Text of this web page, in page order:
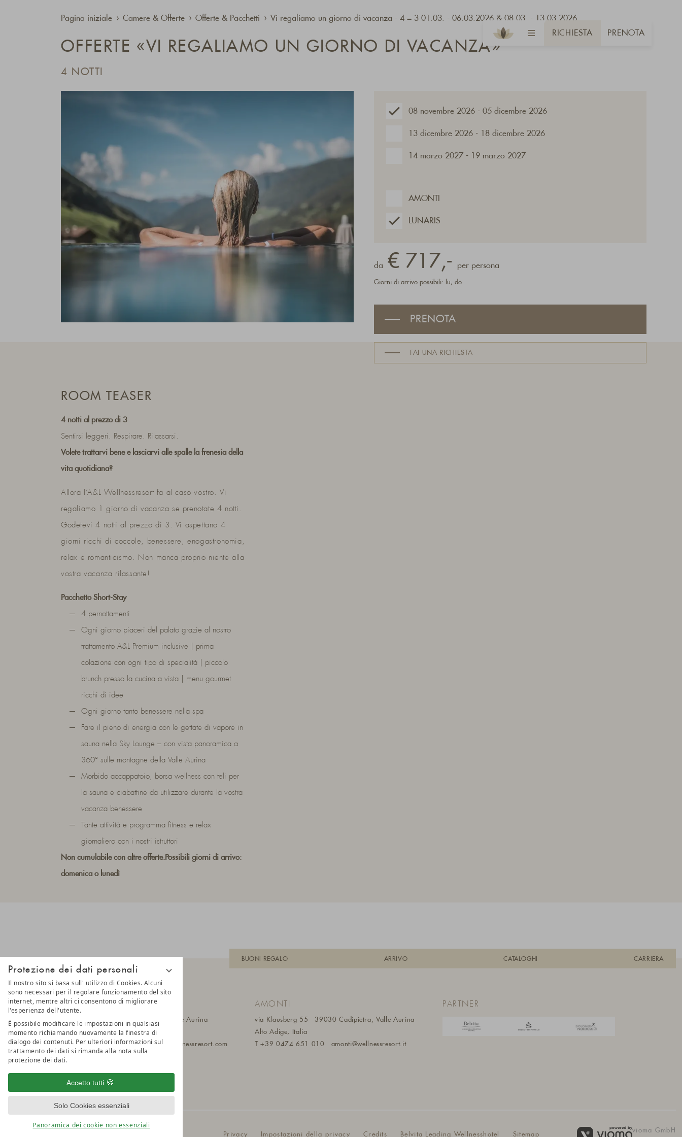
Protezione dei dati personali
Il nostro sito si basa sull' utilizzo di Cookies. Alcuni
sono necessari per il regolare funzionamento del sito
internet, mentre altri ci consentono di migliorare
l'esperienza dell'utente.
È possibile modificare le impostazioni in qualsiasi
momento richiamando nuovamente la finestra di
dialogo dei contenuti. Per ulteriori informazioni sul
trattamento dei dati si rimanda alla nota sulla
protezione dei dati.
Accetto tutti
Solo Cookies essenziali
Panoramica dei cookie non essenziali
RICHIESTA PRENOTA
Pagina iniziale Camere & Offerte Offerte & Pacchetti Vi regaliamo un giorno di vacanza - 4 = 3 01.03. - 06.03.2026 & 08.03. - 13.03.2026
OFFERTE «VI REGALIAMO UN GIORNO DI VACANZA»
4 NOTTI
08 novembre 2026 - 05 dicembre 2026
13 dicembre 2026 - 18 dicembre 2026
14 marzo 2027 - 19 marzo 2027
AMONTI
LUNARIS
da € 717,- per persona
Giorni di arrivo possibili: lu, do
PRENOTA
FAI UNA RICHIESTA
ROOM TEASER
4 notti al prezzo di 3
Sentirsi leggeri. Respirare. Rilassarsi.
Volete trattarvi bene e lasciarvi alle spalle la frenesia della
vita quotidiana?
Allora l’A&L Wellnessresort fa al caso vostro. Vi
regaliamo 1 giorno di vacanza se prenotate 4 notti.
Godetevi 4 notti al prezzo di 3. Vi aspettano 4
giorni ricchi di coccole, benessere, enogastronomia,
relax e romanticismo. Non manca proprio niente alla
vostra vacanza rilassante!
Pacchetto Short-Stay
4 pernottamenti
Ogni giorno piaceri del palato grazie al nostro
trattamento A&L Premium inclusive | prima
colazione con ogni tipo di specialità | piccolo
brunch presso la cucina a vista | menu gourmet
ricchi di idee
Ogni giorno tanto benessere nella spa
Fare il pieno di energia con le gettate di vapore in
sauna nella Sky Lounge – con vista panoramica a
360° sulle montagne della Valle Aurina
Morbido accappatoio, borsa wellness con teli per
la sauna e ciabattine da utilizzare durante la vostra
vacanza benessere
Tante attività e programma fitness e relax
giornaliero con i nostri istruttori
Non cumulabile con altre offerte. Possibili giorni di arrivo:
domenica o lunedì
BUONI REGALO ARRIVO CATALOGHI CARRIERA
AMONTI
via Klausberg 55
39030 Cadipietra, Valle Aurina
Alto Adige, Italia
T+39 0474 651 010 amonti@wellnessresort.it
LUNARIS
39030 Cadipietra, Valle Aurina
Alto Adige, Italia
T+39 0474 652 190 lunaris@wellnessresort. com
PARTNER
vioma GmbH
Privacy Impostazioni della privacy Credits Belvita Leading Wellnesshotel Sitemap